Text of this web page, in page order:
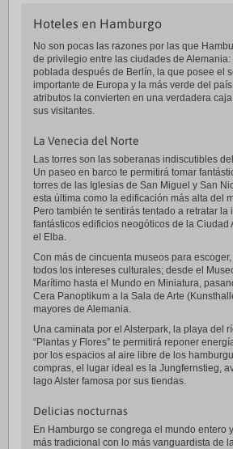
Hoteles en Hamburgo
No son pocas las razones por las que
de privilegio entre las ciudades de
poblada después de Berlín, la que posee el
importante de Europa y la más verde del
atributos la convierten en una verdadera
sus visitantes.
La Venecia del Norte
Las torres son las soberanas indiscutibles
Un paseo en barco te permitirá tomar
torres de las Iglesias de San Miguel y San
esta última como la edificación más alta del
Pero también te sentirás tentado a retratar la
fantásticos edificios neogóticos de la Ciudad
el Elba.
Con más de cincuenta museos para
todos los intereses culturales; desde el
Marítimo hasta el Mundo en Miniatura,
Cera Panoptikum a la Sala de Arte
mayores de Alemania.
Una caminata por el Alsterpark, la playa del
“Plantas y Flores” te permitirá reponer
por los espacios al aire libre de los
compras, el lugar ideal es la Jungfernstieg,
lago Alster famosa por sus tiendas.
Delicias nocturnas
En Hamburgo se congrega el mundo entero
más tradicional con lo más vanguardista de